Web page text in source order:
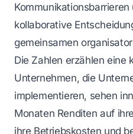
kollaborative
gemeinsamen
Die Zahlen erzählen eine
Unternehmen, die
implementieren, sehen
Monaten Renditen auf
ihre Betriebskosten und